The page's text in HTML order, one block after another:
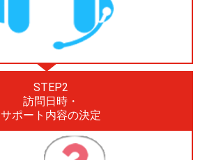
STEP2
訪問日時・
サポート内容の決定